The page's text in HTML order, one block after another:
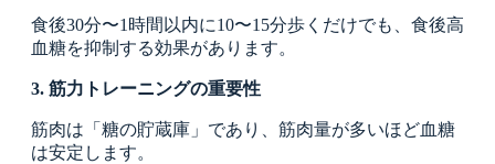
食後30分〜1時間以内に10〜15分歩くだけでも、食後高
血糖を抑制する効果があります。
3. 筋力トレーニングの重要性
筋肉は「糖の貯蔵庫」であり、筋肉量が多いほど血糖
は安定します。